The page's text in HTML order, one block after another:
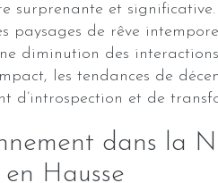
surprenante et significative.
paysages de rêve
diminution des
les tendances de
d’introspection et de
dans la
en Hausse